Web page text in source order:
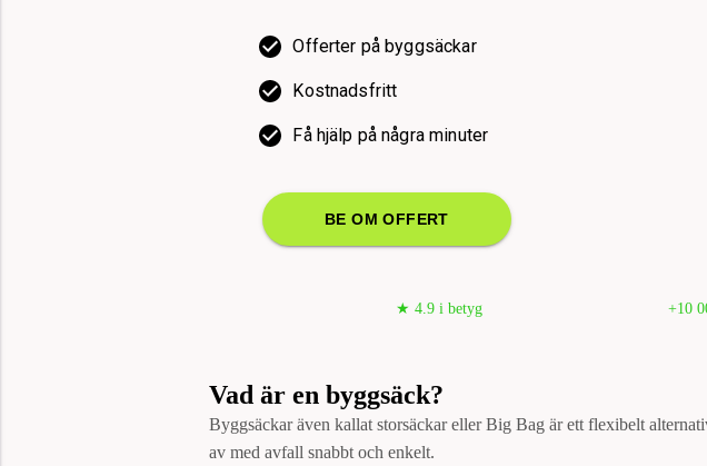
Offerter på byggsäckar
Kostnadsfritt
Få hjälp på några minuter
BE OM OFFERT
★ 4.9 i betyg +10
Vad är en byggsäck?
Byggsäckar även kallat storsäckar eller Big Bag är ett flexibelt
av med avfall snabbt och enkelt.